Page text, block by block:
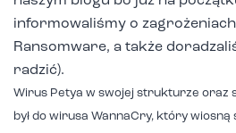
informowaliśmy o
Ransomware, a także
radzić).
Wirus Petya w swojej strukturze oraz
był do wirusa WannaCry, który